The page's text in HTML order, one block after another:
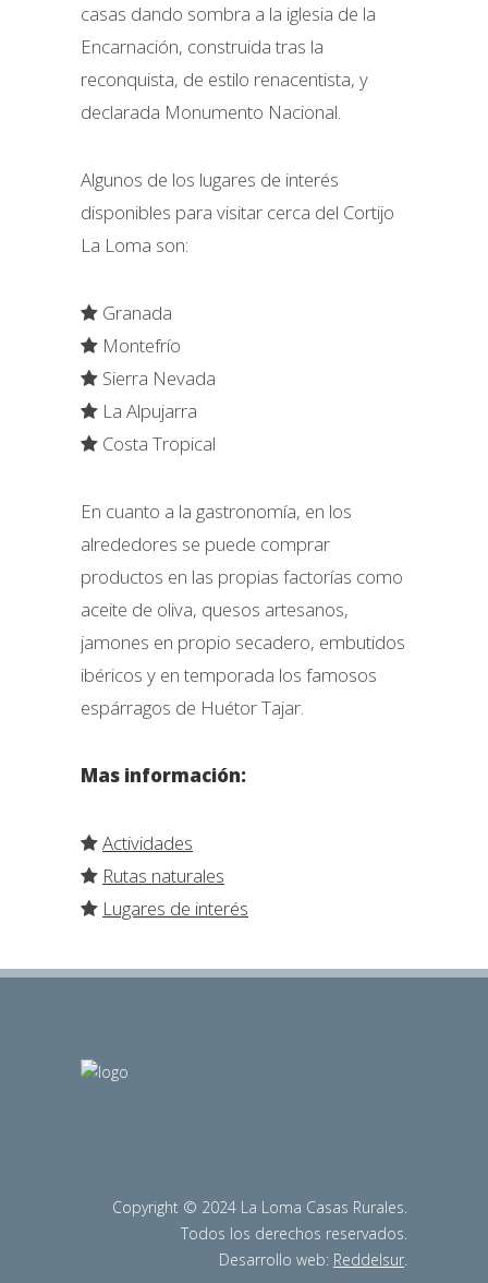
casas dando sombra a la iglesia de la
Encarnación, construida tras la
reconquista, de estilo renacentista, y
declarada Monumento Nacional.
Algunos de los lugares de interés
disponibles para visitar cerca del Cortijo
La Loma son:
Granada
Montefrío
Sierra Nevada
La Alpujarra
Costa Tropical
En cuanto a la gastronomía, en los
alrededores se puede comprar
productos en las propias factorías como
aceite de oliva, quesos artesanos,
jamones en propio secadero, embutidos
ibéricos y en temporada los famosos
espárragos de Huétor Tajar.
Mas información:
Actividades
Rutas naturales
Lugares de interés
Copyright © 2024 La Loma Casas Rurales.
Todos los derechos reservados.
Desarrollo web: Reddelsur.